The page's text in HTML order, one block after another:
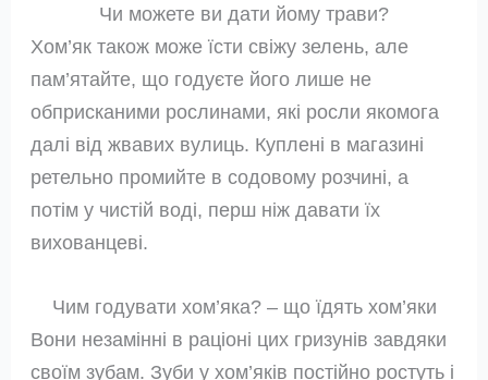
Чи можете ви дати йому трави?
Хом’як також може їсти свіжу зелень, але
пам’ятайте, що годуєте його лише не
обприсканими рослинами, які росли якомога
далі від жвавих вулиць. Куплені в магазині
ретельно промийте в содовому розчині, а
потім у чистій воді, перш ніж давати їх
вихованцеві.
Чим годувати хом’яка? – що їдять хом’яки
Вони незамінні в раціоні цих гризунів завдяки
своїм зубам. Зуби у хом’яків постійно ростуть і